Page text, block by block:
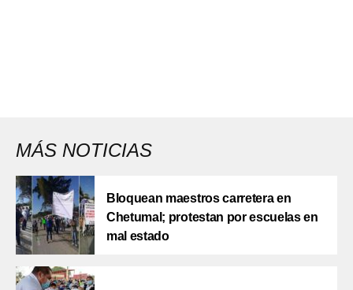
MÁS NOTICIAS
Bloquean maestros carretera en
Chetumal; protestan por escuelas en
mal estado